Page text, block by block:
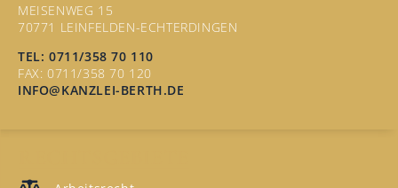
MEISENWEG 15
70771 LEINFELDEN-ECHTERDINGEN
TEL: 0711/358 70 110
FAX: 0711/358 70 120
INFO@KANZLEI-BERTH.DE